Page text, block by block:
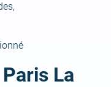
La